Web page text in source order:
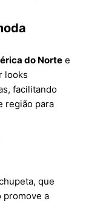
do Norte e
looks
facilitando
região para
que
promove a